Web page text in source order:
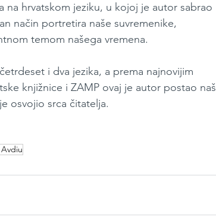
na hrvatskom jeziku, u kojoj je autor sabrao
način portretira naše suvremenike,
temom našega vremena.
i dva jezika, a prema najnovijim
knjižnice i ZAMP ovaj je autor postao naš
osvojio srca čitatelja.